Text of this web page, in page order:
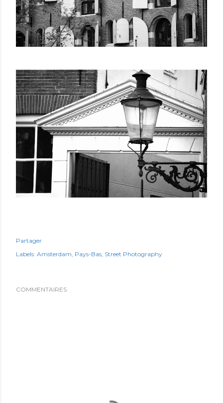
Partager
Labels: Amsterdam Pays-Bas Street Photography
COMMENTAIRES